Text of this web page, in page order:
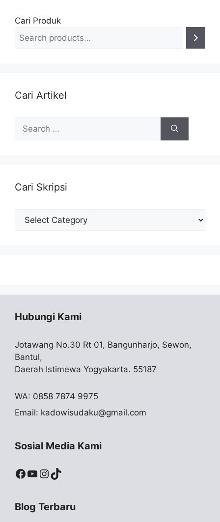
Cari Produk
Cari Artikel
for:
Cari Skripsi
Cari
Skripsi
Hubungi Kami
Jotawang No.30 Rt 01, Bangunharjo, Sewon,
Bantul,
Daerah Istimewa Yogyakarta. 55187
WA: 0858 7874 9975
Email: kadowisudaku@gmail.com
Sosial Media Kami
Facebook
YouTube
Instagram
TikTok
Blog Terbaru